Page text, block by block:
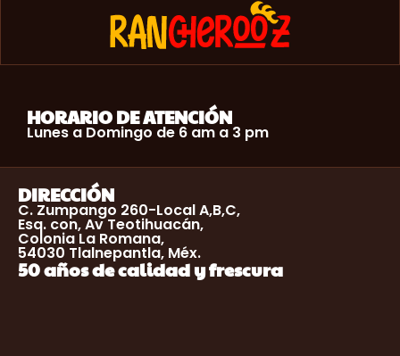
HORARIO DE ATENCIÓN
Lunes a Domingo de 6 am a 3 pm
DIRECCIÓN
C. Zumpango 260-Local A,B,C,
Esq. con, Av Teotihuacán,
Colonia La Romana,
54030 Tlalnepantla, Méx.
50 años de calidad y frescura